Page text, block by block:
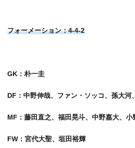
フォーメーション：4-4-2
GK：朴一圭
DF：中野伸哉、ファン・ソッコ、孫大河
MF：藤田直之、福田晃斗、中野嘉大、小
FW：宮代大聖、垣田裕輝